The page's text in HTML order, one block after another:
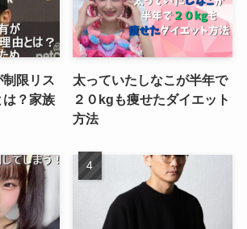
限リス
は？家族
太っていたしなこが半年で
２０kgも痩せたダイエット
方法